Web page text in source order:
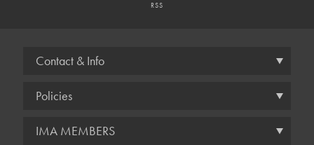
RSS
Contact & Info
Policies
IMA MEMBERS